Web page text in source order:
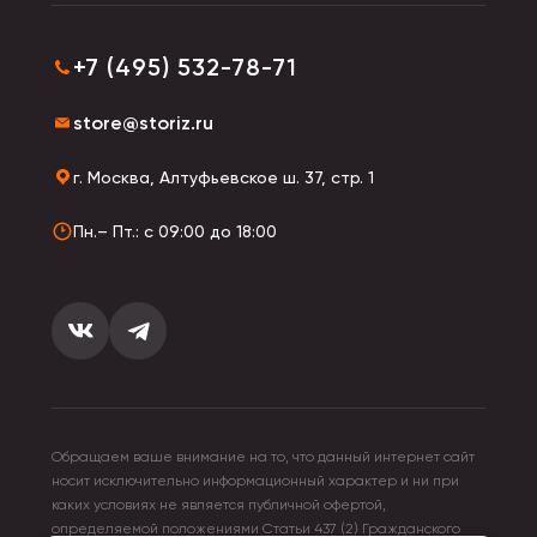
+7 (495) 532-78-71
store@storiz.ru
г. Москва, Алтуфьевское ш. 37, стр. 1
Пн.– Пт.: с 09:00 до 18:00
Обращаем ваше внимание на то, что данный интернет сайт
носит исключительно информационный характер и ни при
каких условиях не является публичной офертой,
определяемой положениями Статьи 437 (2) Гражданского